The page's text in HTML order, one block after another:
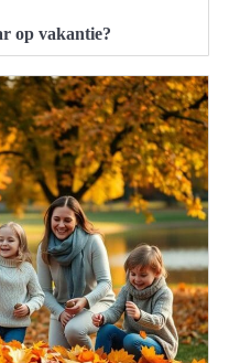
op vakantie?